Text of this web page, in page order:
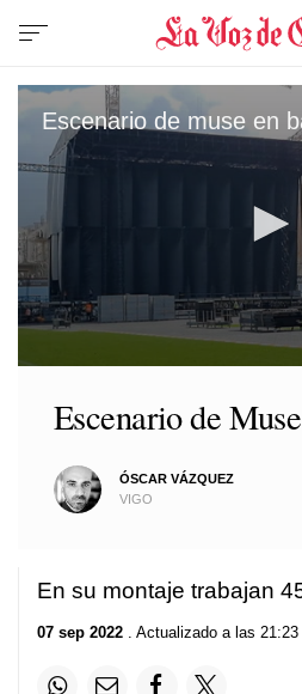
Escenario de muse en
seconds
Escenario de
ÓSCAR VÁZQUEZ
VIGO
En su montaje trabajan
07 sep 2022 . Actualizado a las 21:23